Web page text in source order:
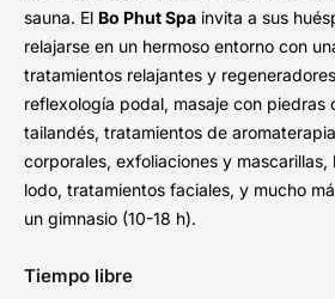
sauna. El Bo Phut Spa invita a sus
relajarse en un hermoso entorno con
tratamientos relajantes y
reflexología podal, masaje con piedras
tailandés, tratamientos de
corporales, exfoliaciones y
lodo, tratamientos faciales, y mucho
un gimnasio (10-18 h).
Tiempo libre